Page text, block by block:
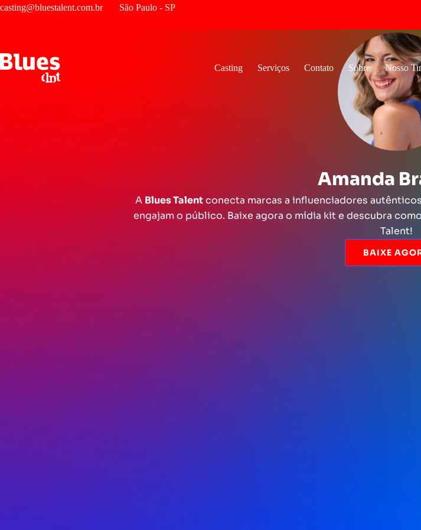
casting@bluestalent.com.brSão Paulo - SP
Casting Serviços Contato Sobre Nosso
Amanda
A Blues Talentconecta marcas a influenciadores
engajam o público. Baixe agora o mídia kit e descubra
Talent!
BAIXE